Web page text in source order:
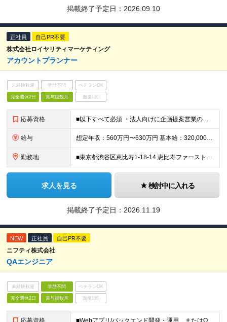
掲載終了予定日： 2026.09.10
正社員 自己PR不要
株式会社ロイヤリティマーケティング
アカウントプランナー
未経験歓迎 学歴不問 ベテランOK
完全週休2日 賞与複数月 面接1回
応募資格 ■以下すべて必須 ・法人向けに企画提案営業のご経験が3年以上ある方 ・新規クライアントの案件対応のご経験がある方
給与 想定年収：560万円〜630万円 基本給：320,000円〜360,000円 ※残業代別途支給（想定年収には月25時間分の残業代が含まれています。） ※ご経験・スキルを考慮の上、当社規定により決定い
勤務地 ■東京都渋谷区恵比寿1-18-14 恵比寿ファーストスクウェア
求人を見る 検討中に入れる
掲載終了予定日： 2026.11.19
NEW 正社員 自己PR不要
ニフティ株式会社
QAエンジニア
未経験歓迎 学歴不問 ベテランOK
完全週休2日 賞与複数月 面接1回
応募資格